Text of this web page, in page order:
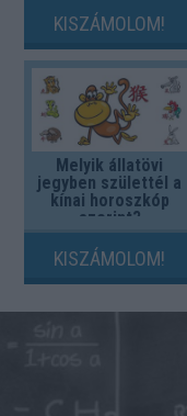
KISZÁMOLOM!
Melyik állatövi
jegyben születtél a
kínai horoszkóp
szerint?
KISZÁMOLOM!